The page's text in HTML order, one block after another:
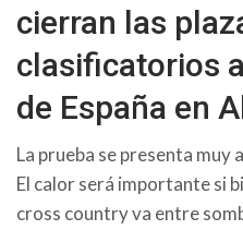
cierran las
clasificatorios
de España en
La prueba se presenta
El calor será importante si
cross country va entre